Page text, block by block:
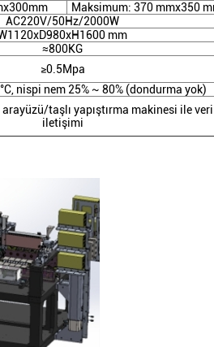
Maksimum: 370 mmx350
AC220V/50Hz/2000W
mm
≈800KG
≥0.5Mpa
nispi nem 25% ~ 80% (dondurma yok)
taşlı yapıştırma makinesi ile veri
iletişimi